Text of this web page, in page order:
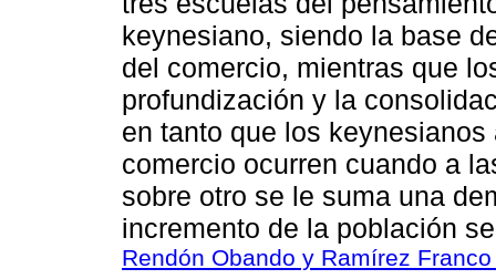
keynesiano, siendo la base
del comercio, mientras que
profundización y la
en tanto que los
comercio ocurren cuando a
sobre otro se le suma una
incremento de la población
Rendón Obando y Ramírez